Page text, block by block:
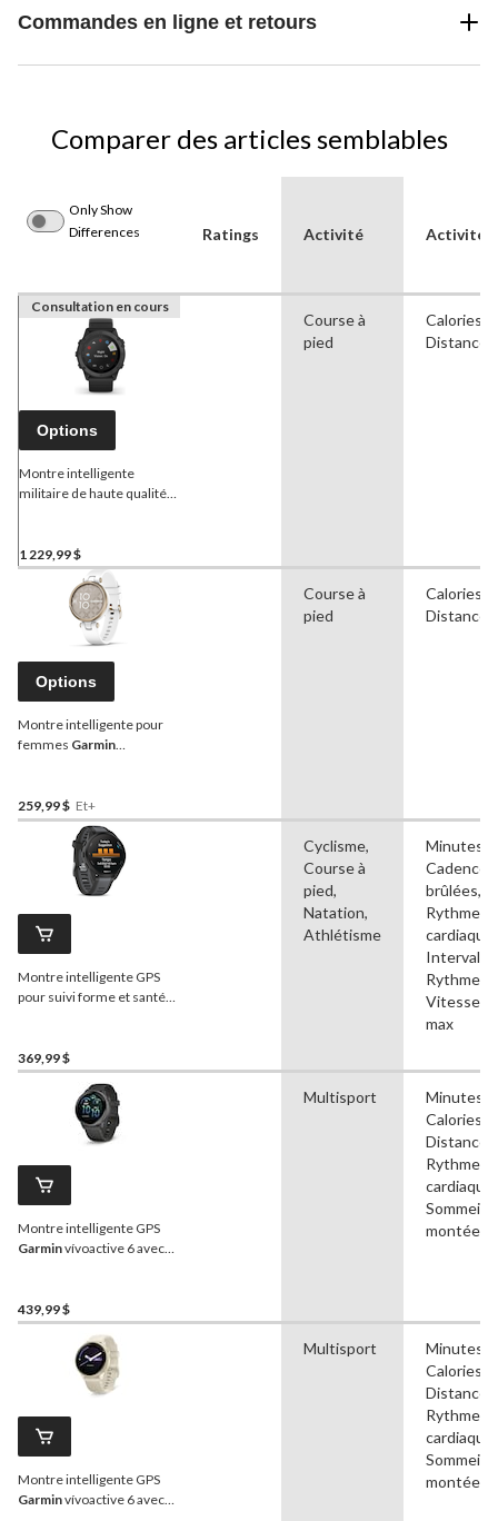
Commandes en ligne et retours
Comparer des articles semblables
Only Show
Differences
Ratings Activité Activités
Consultation en cours
Options
Montre intelligente
militaire de haute qualité
spécialisées, édition
Sapphire
1 229,99 $
Course à
pied
Calories
Distance,
Options
Montre intelligente pour
femmes Garmin
259,99 $ Et+
Course à
pied
Calories
Distance,
Montre intelligente GPS
pour suivi forme et santé
noir/ardoise
369,99 $
Cyclisme,
Course à
pied,
Natation,
Athlétisme
Minutes
Cadence,
brûlées,
Rythme/
cardiaque,
Rythme,
Vitesse,
max
Montre intelligente GPS
Garminvívoactive 6 avec
439,99 $
Multisport
Minutes
Calories
Distance,
Rythme/
Sommeil,
montées,
Montre intelligente GPS
Garminvívoactive 6 avec
Multisport
Minutes
Calories
Distance,
Rythme/
Sommeil,
montées,